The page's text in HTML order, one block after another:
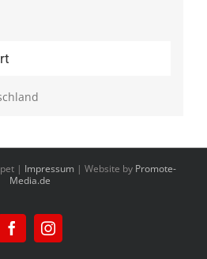
| Impressum | Website by Promote-
Media.de
FacebookInstagram